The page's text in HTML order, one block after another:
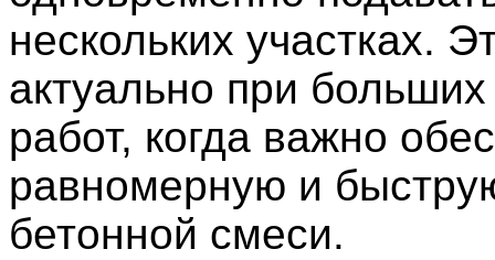
нескольких участках.
актуально при
работ, когда важно
равномерную и
бетонной смеси.